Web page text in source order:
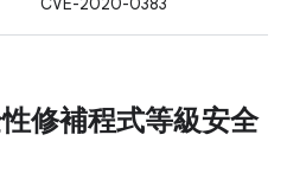
修補程式等級安全